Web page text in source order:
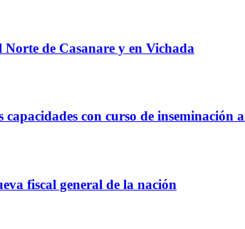
de Casanare y en Vichada
capacidades con curso de inseminación
fiscal general de la nación